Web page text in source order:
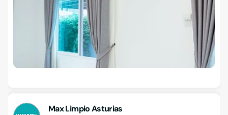
Max Limpio Asturias